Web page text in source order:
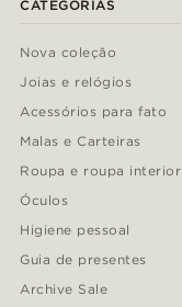
CATEGORIAS
Nova coleção
Joias e relógios
Acessórios para fato
Malas e Carteiras
Roupa e roupa interior
Óculos
Higiene pessoal
Guia de presentes
Archive Sale